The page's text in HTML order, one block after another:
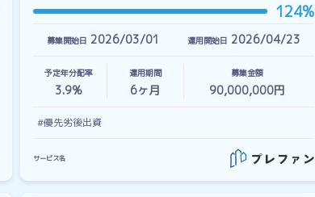
124%
募集開始日 2026/03/01 運用開始日 2026/04/23
予定年分配率
3.9%
運用期間
6ヶ月
募集金額
90,000,000円
#優先劣後出資
サービス名